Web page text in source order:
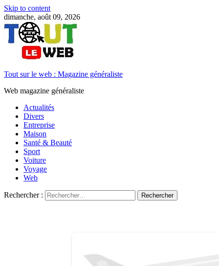
Skip to content
dimanche, août 09, 2026
Tout sur le web : Magazine généraliste
Web magazine généraliste
Actualités
Divers
Entreprise
Maison
Santé & Beauté
Sport
Voiture
Voyage
Web
Rechercher :